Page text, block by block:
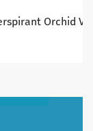
Orchid